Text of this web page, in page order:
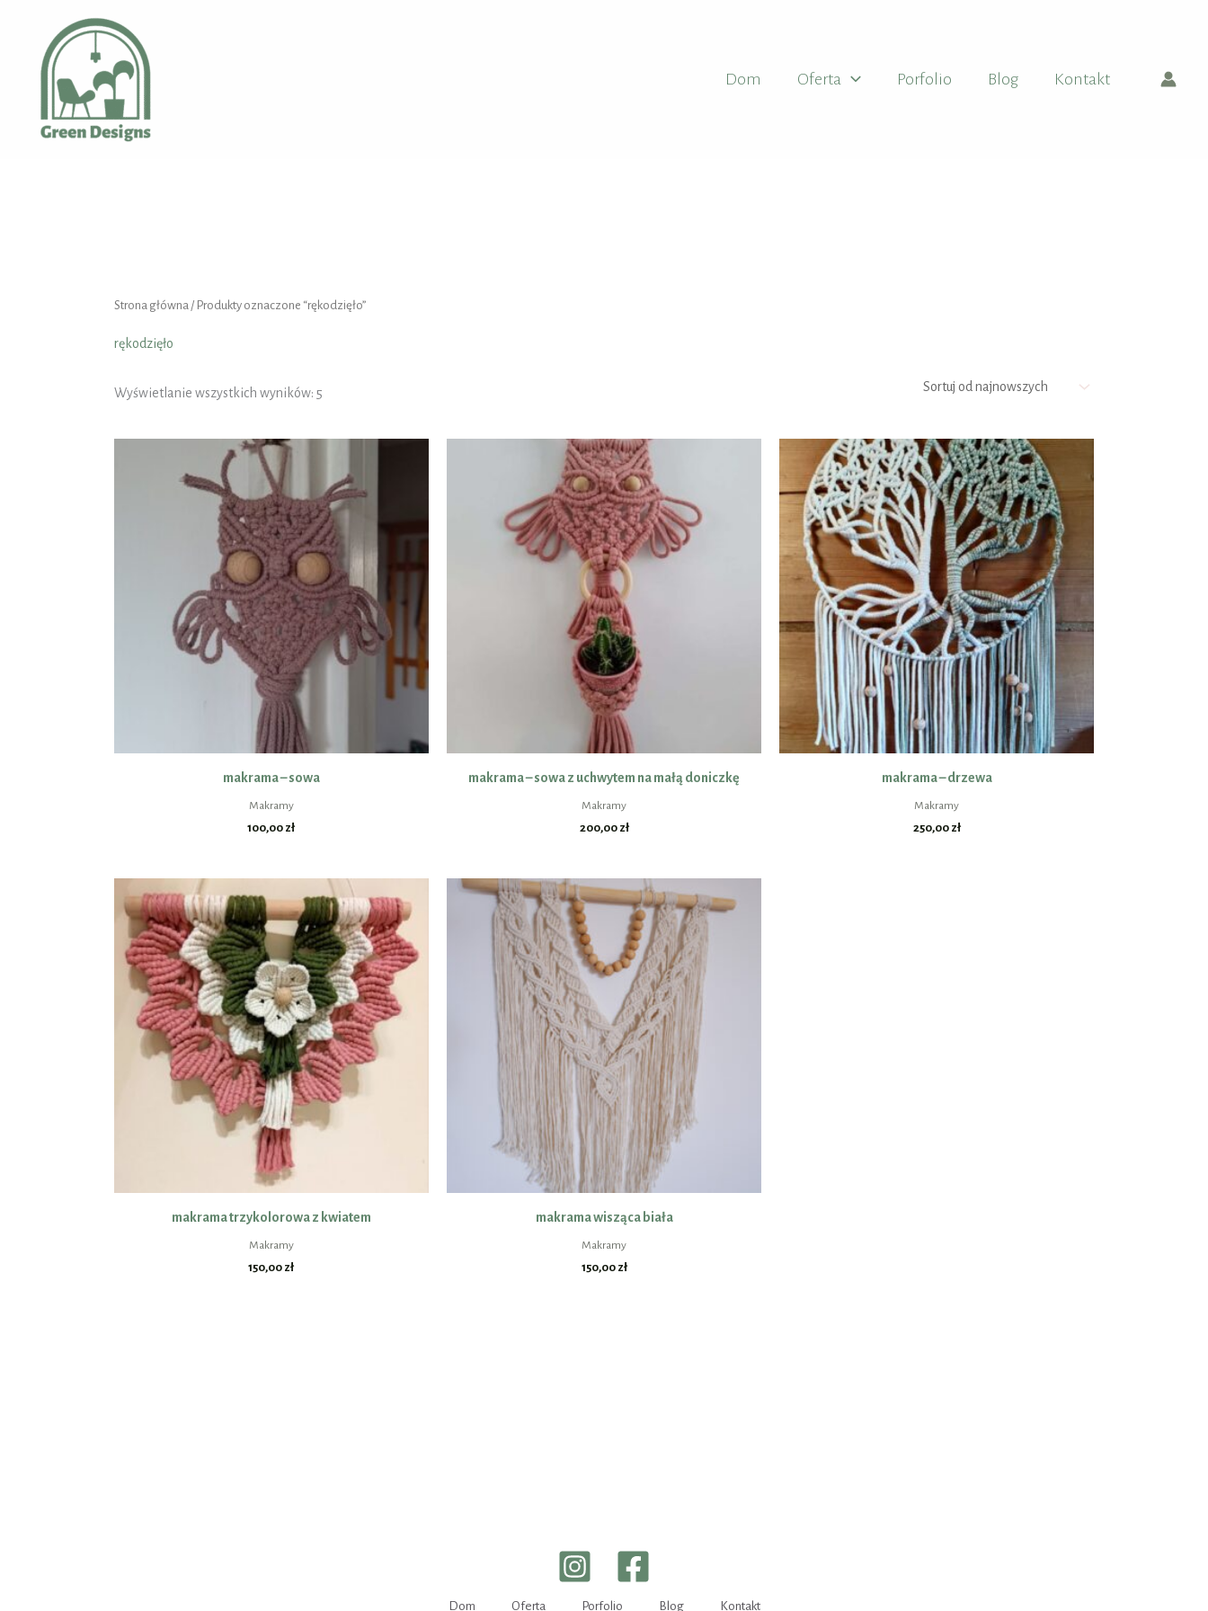
Dom Oferta Porfolio Blog Kontakt
Strona główna/ Produkty oznaczone “rękodzięło”
rękodzięło
Wyświetlanie wszystkich wyników: 5
makrama – sowa
Makramy
100,00 zł
makrama – sowa z uchwytem na małą doniczkę
Makramy
200,00 zł
makrama – drzewa
Makramy
250,00 zł
makrama trzykolorowa z kwiatem
Makramy
150,00 zł
makrama wisząca biała
Makramy
150,00 zł
Dom Oferta Porfolio Blog Kontakt